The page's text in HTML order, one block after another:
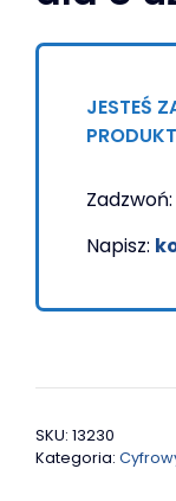
Laptopy i
Drukarki
Monitory
Drukarki, skanery i
Terminale i
JESTEŚ
Zadzwoń:
Napisz:
SKU: 13230
Kategoria: